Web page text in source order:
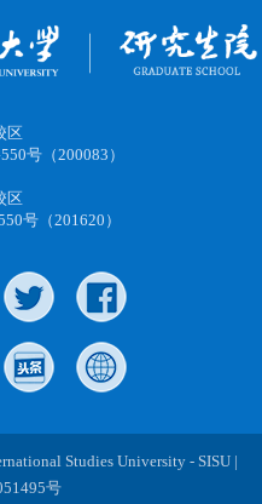
区
号（200083）
区
号（201620）
Studies University - SISU |
号